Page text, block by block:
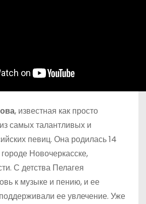
, известная как просто
самых талантливых и
певиц. Она родилась 14
Новочеркасске,
С детства Пелагея
к музыке и пению, и ее
ее увлечение. Уже